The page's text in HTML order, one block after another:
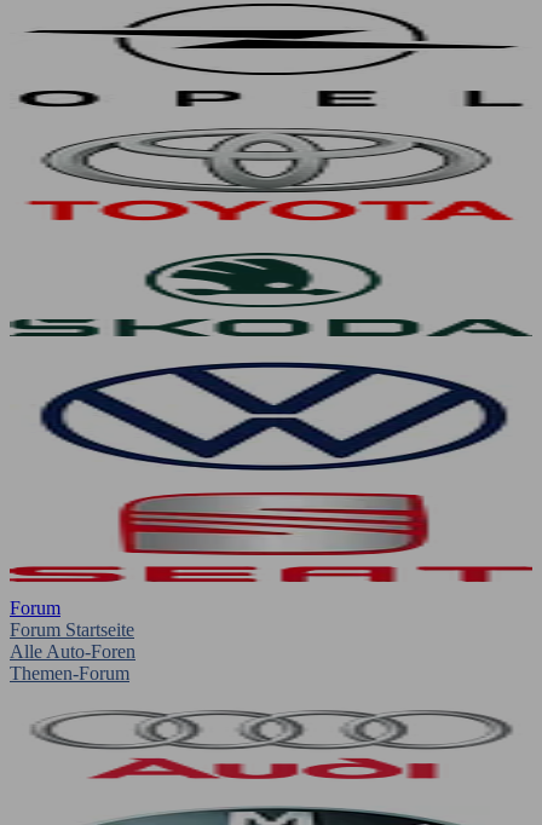
Forum
Forum Startseite
Alle Auto-Foren
Themen-Forum